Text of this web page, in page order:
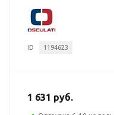
ID 1194623
1 631 руб.